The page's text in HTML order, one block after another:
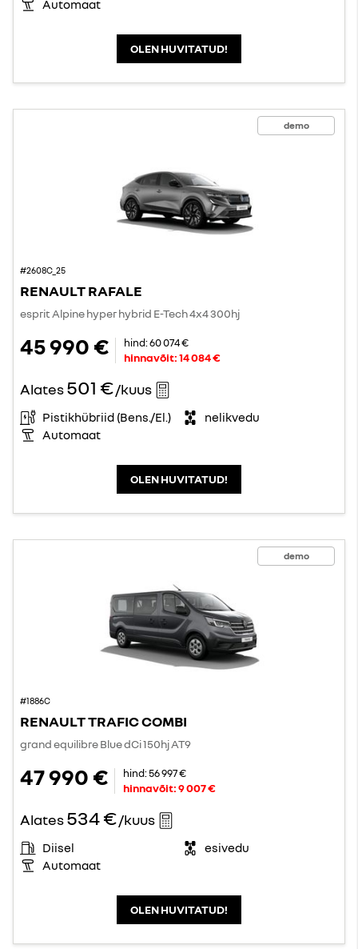
Automaat
OLEN HUVITATUD!
demo
#2608C_25
RENAULT RAFALE
esprit Alpine hyper hybrid E-Tech 4x4 300hj
45 990 € hind:60 074 €
hinnavõit:14 084 €
Alates501 €/kuus
Pistikhübriid (Bens./El.)
nelikvedu
Automaat
OLEN HUVITATUD!
demo
#1886C
RENAULT TRAFIC COMBI
grand equilibre Blue dCi 150hj AT9
47 990 € hind:56 997 €
hinnavõit:9 007 €
Alates534 €/kuus
Diisel
esivedu
Automaat
OLEN HUVITATUD!